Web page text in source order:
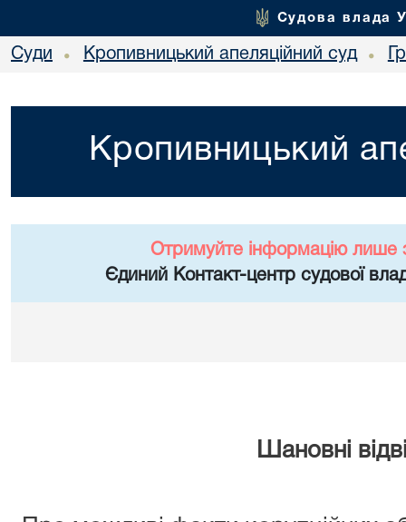
Судова влада
Суди • Кропивницький апеляційний суд •
Кропивницький
Отримуйте інформацію лише
Єдиний Контакт-центр судової
Шановні